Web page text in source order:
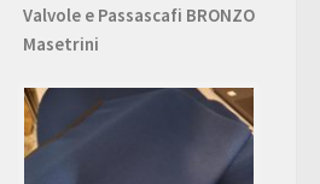
Valvole e Passascafi BRONZO
Masetrini